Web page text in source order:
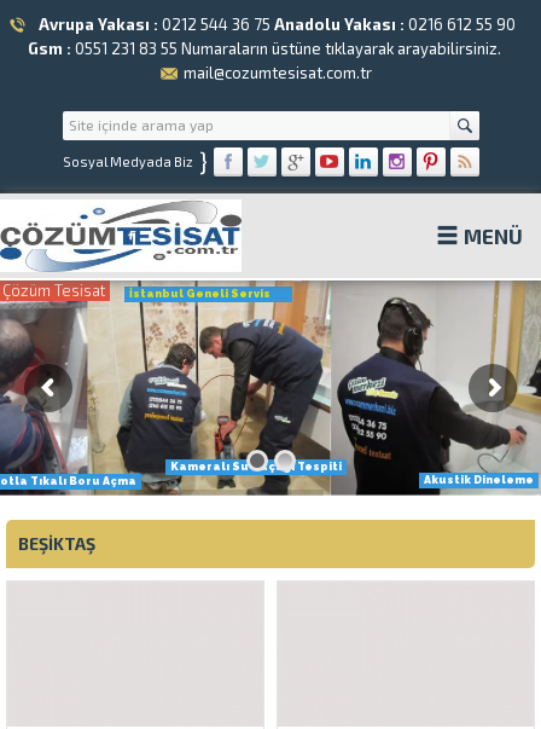
Avrupa Yakası : 0212 544 36 75 Anadolu Yakası : 0216 612 55 90
Gsm : 0551 231 83 55 Numaraların üstüne tıklayarak arayabilirsiniz.
mail@cozumtesisat.com.tr
Sosyal Medyada Biz }
MENÜ
Çözüm Tesisat
Kameralı Su Kaçağı Tespiti
Tıkalı Boru Açma
Akustik Dineleme
İstanbul Geneli Servis
BEŞIKTAŞ